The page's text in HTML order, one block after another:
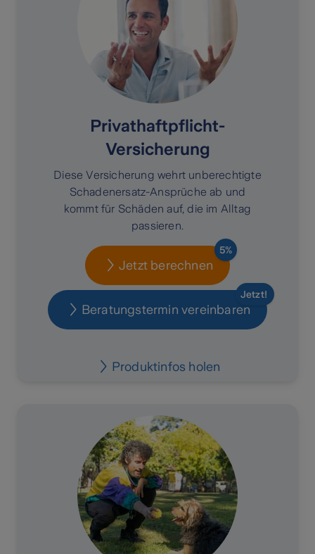
Privathaftpflicht-
Versicherung
Diese Versicherung wehrt unberechtigte
Schadenersatz-Ansprüche ab und
kommt für Schäden auf, die im Alltag
passieren.
Jetzt berechnen
5%
Beratungstermin vereinbaren
Jetzt!
Produktinfos holen